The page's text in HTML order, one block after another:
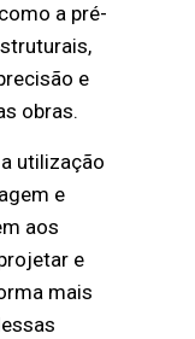
a pré-
e
obras.
utilização
e
aos
e
mais